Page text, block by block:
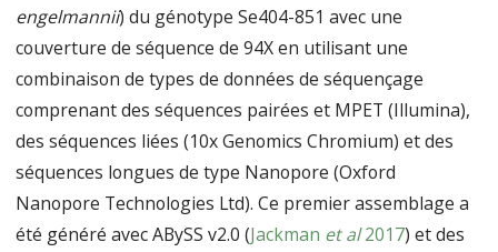
engelmannii) du génotype Se404-851 avec une
couverture de séquence de 94X en utilisant une
combinaison de types de données de séquençage
comprenant des séquences pairées et MPET (Illumina),
des séquences liées (10x Genomics Chromium) et des
séquences longues de type Nanopore (Oxford
Nanopore Technologies Ltd). Ce premier assemblage a
été généré avec ABySS v2.0 (Jackman et al2017) et des